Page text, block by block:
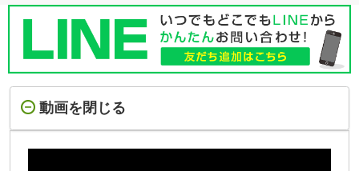
動画を閉じる